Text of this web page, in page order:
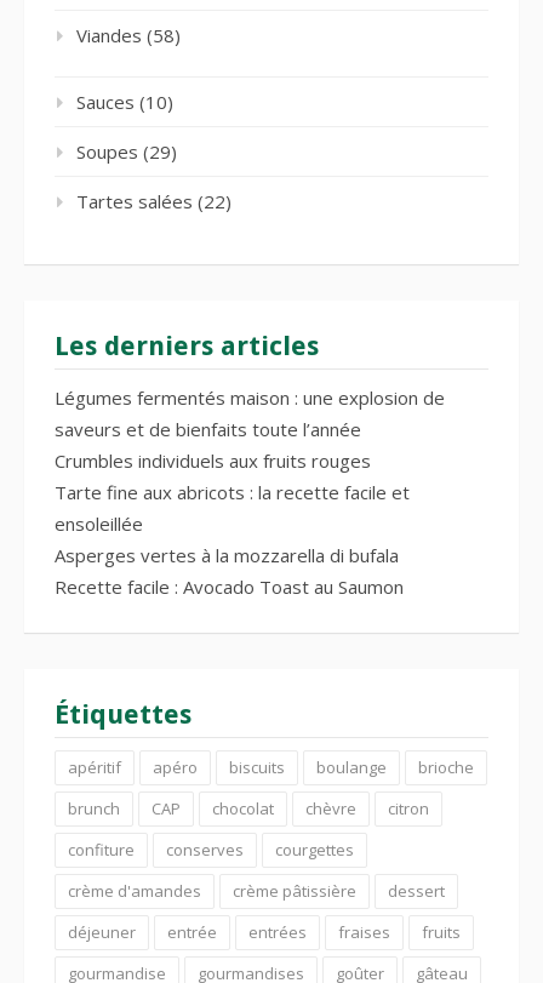
Viandes (58)
Sauces (10)
Soupes (29)
Tartes salées (22)
Les derniers articles
Légumes fermentés maison : une explosion de
saveurs et de bienfaits toute l’année
Crumbles individuels aux fruits rouges
Tarte fine aux abricots : la recette facile et
ensoleillée
Asperges vertes à la mozzarella di bufala
Recette facile : Avocado Toast au Saumon
Étiquettes
apéritif apéro biscuits boulange
brioche
brunch
CAP chocolat chèvre
citron
confiture
conserves
courgettes
crème d'amandes
crème pâtissière
dessert
déjeuner
entrée entrées fraises
fruits
gourmandise
gourmandises goûter gâteau